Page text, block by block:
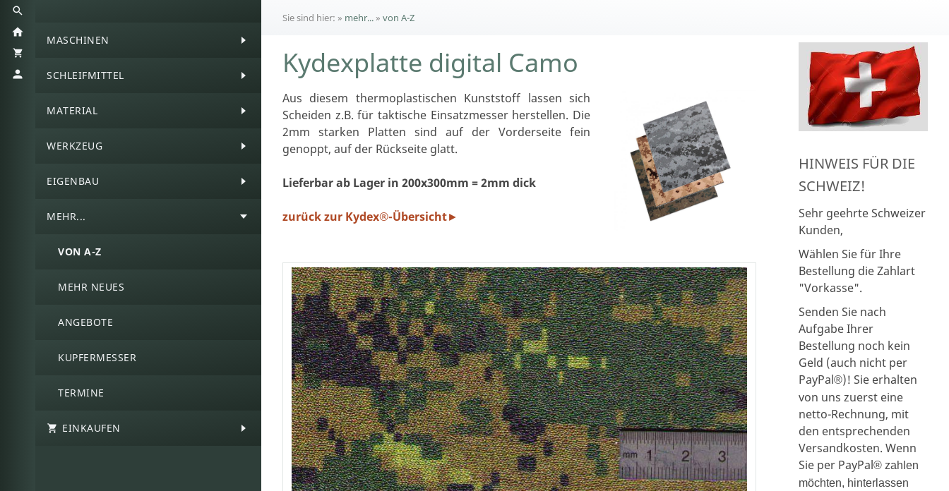
MASCHINEN
SCHLEIFMITTEL
MATERIAL
WERKZEUG
EIGENBAU
MEHR...
VON A-Z
MEHR NEUES
ANGEBOTE
KUPFERMESSER
TERMINE
EINKAUFEN
Sie sind hier: » mehr...» von A-Z
Kydexplatte digital Camo
Aus diesem thermoplastischen Kunststoff lassen sich
Scheiden z.B. für taktische Einsatzmesser herstellen. Die
2mm starken Platten sind auf der Vorderseite fein
genoppt, auf der Rückseite glatt.
Lieferbar ab Lager in 200x300mm = 2mm dick
zurück zur Kydex®-Übersicht►
HINWEIS FÜR DIE
SCHWEIZ!
Sehr geehrte Schweizer
Kunden,
Wählen Sie für Ihre
Bestellung die Zahlart
"Vorkasse".
Senden Sie nach
Aufgabe Ihrer
Bestellung noch kein
Geld (auch nicht per
PayPal®)! Sie erhalten
von uns zuerst eine
netto-Rechnung, mit
den entsprechenden
Versandkosten. Wenn
Sie per PayPal® zahlen
möchten, hinterlassen